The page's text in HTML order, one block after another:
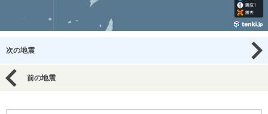
次の地震
前の地震